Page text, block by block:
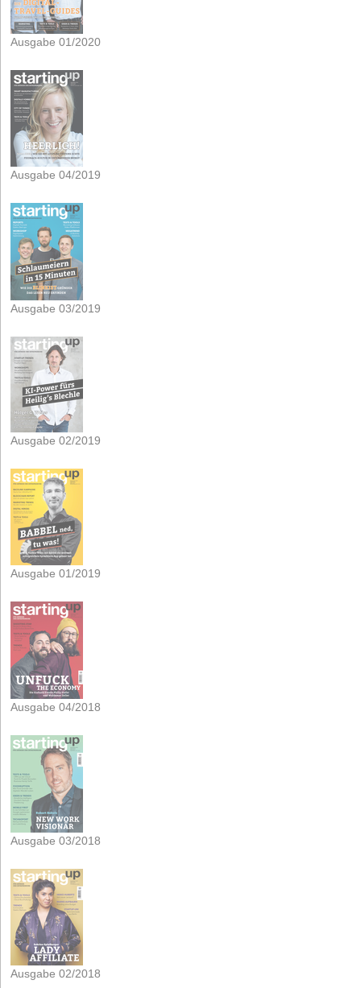
Ausgabe 01/2020
Ausgabe 04/2019
Ausgabe 03/2019
Ausgabe 02/2019
Ausgabe 01/2019
Ausgabe 04/2018
Ausgabe 03/2018
Ausgabe 02/2018